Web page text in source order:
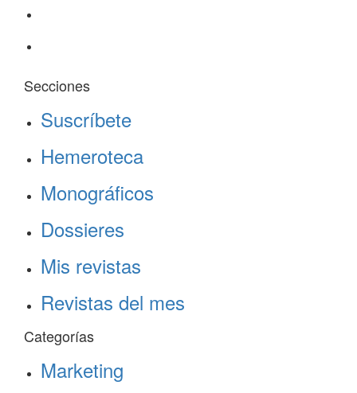
Secciones
Suscríbete
Hemeroteca
Monográficos
Dossieres
Mis revistas
Revistas del mes
Categorías
Marketing